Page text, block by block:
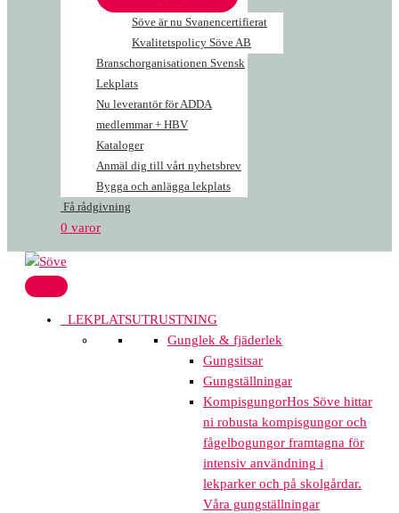
Söve är nu Svanencertifierat
Kvalitetspolicy Söve AB
Branschorganisationen Svensk
Lekplats
Nu leverantör för ADDA
medlemmar + HBV
Kataloger
Anmäl dig till vårt nyhetsbrev
Bygga och anlägga lekplats
Få rådgivning
0 varor
LEKPLATSUTRUSTNING
Gunglek & fjäderlek
Gungsitsar
Gungställningar
KompisgungorHos Söve hittar
ni robusta kompisgungor och
fågelbogungor framtagna för
intensiv användning i
lekparker och på skolgårdar.
Våra gungställningar